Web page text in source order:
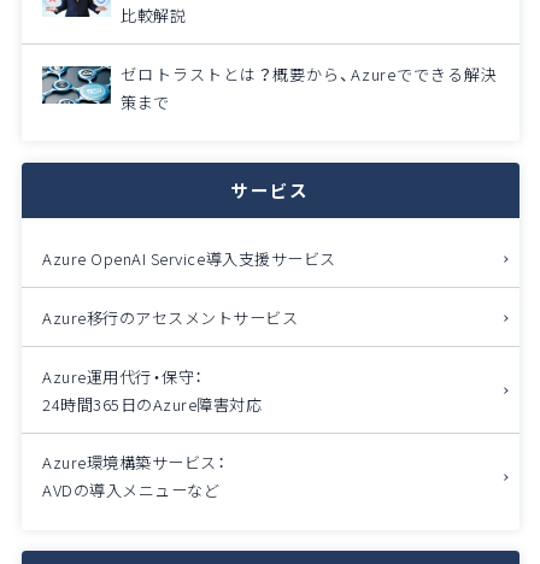
比較解説
ゼロトラストとは？概要から、Azureでできる解決
策まで
サービス
Azure OpenAI Service導入支援サービス
Azure移行のアセスメントサービス
Azure運用代行・保守：
24時間365日のAzure障害対応
Azure環境構築サービス：
AVDの導入メニューなど